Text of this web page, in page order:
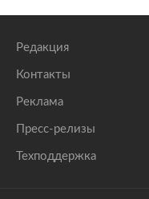
Редакция
Контакты
Реклама
Пресс-релизы
Техподдержка